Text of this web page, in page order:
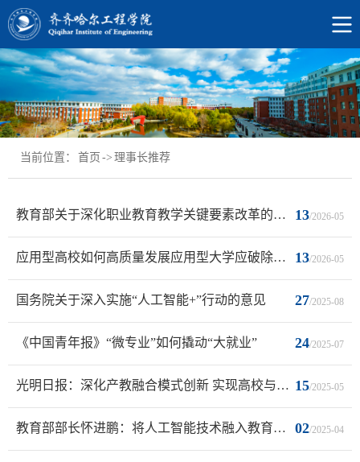
当前位置： 首页 -> 理事长推荐
13/2026-05
教育部关于深化职业教育教学关键要素改革的意见解读
13/2026-05
应用型高校如何高质量发展应用型大学应破除四大“惯习”
27/2025-08
国务院关于深入实施“人工智能+”行动的意见
24/2025-07
《中国青年报》“微专业”如何撬动“大就业”
15/2025-05
光明日报：深化产教融合模式创新 实现高校与产业发展共生共长
02/2025-04
教育部部长怀进鹏：将人工智能技术融入教育教学全要素、全过程